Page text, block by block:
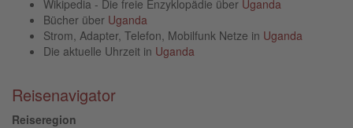
Wikipedia - Die freie Enzyklopädie über Uganda
Bücher über Uganda
Strom, Adapter, Telefon, Mobilfunk Netze in Uganda
Die aktuelle Uhrzeit in Uganda
Reisenavigator
Reiseregion